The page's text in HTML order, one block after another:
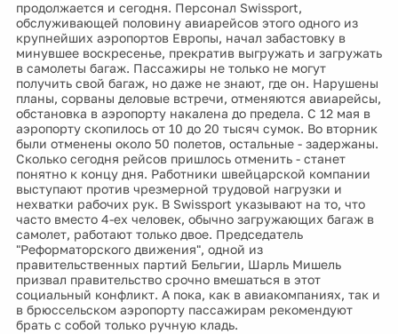
продолжается и сегодня. Персонал Swissport,
обслуживающей половину авиарейсов этого одного из
крупнейших аэропортов Европы, начал забастовку в
минувшее воскресенье, прекратив выгружать и загружать
в самолеты багаж. Пассажиры не только не могут
получить свой багаж, но даже не знают, где он. Нарушены
планы, сорваны деловые встречи, отменяются авиарейсы,
обстановка в аэропорту накалена до предела. С 12 мая в
аэропорту скопилось от 10 до 20 тысяч сумок. Во вторник
были отменены около 50 полетов, остальные - задержаны.
Сколько сегодня рейсов пришлось отменить - станет
понятно к концу дня. Работники швейцарской компании
выступают против чрезмерной трудовой нагрузки и
нехватки рабочих рук. В Swissport указывают на то, что
часто вместо 4-ех человек, обычно загружающих багаж в
самолет, работают только двое. Председатель
"Реформаторского движения", одной из
правительственных партий Бельгии, Шарль Мишель
призвал правительство срочно вмешаться в этот
социальный конфликт. А пока, как в авиакомпаниях, так и
в брюссельском аэропорту пассажирам рекомендуют
брать с собой только ручную кладь.